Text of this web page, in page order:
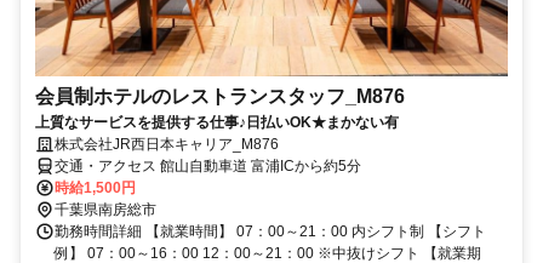
会員制ホテルのレストランスタッフ_M876
上質なサービスを提供する仕事♪日払いOK★まかない有
株式会社JR西日本キャリア_M876
交通・アクセス 館山自動車道 富浦ICから約5分
時給1,500円
千葉県南房総市
勤務時間詳細 【就業時間】 07：00～21：00 内シフト制 【シフト
例】 07：00～16：00 12：00～21：00 ※中抜けシフト 【就業期